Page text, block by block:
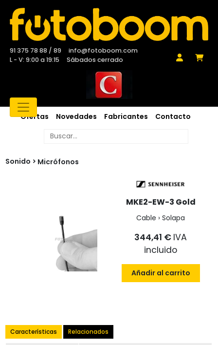
91 375 78 88 / 89
info@fotoboom.com
L - V: 9:00 a 19:15
Sábados cerrado
Ofertas Novedades Fabricantes Contacto
Sonido Micrófonos
MKE2-EW-3 Gold
Cable › Solapa
344,41 € IVA
incluido
Añadir al carrito
Características Relacionados